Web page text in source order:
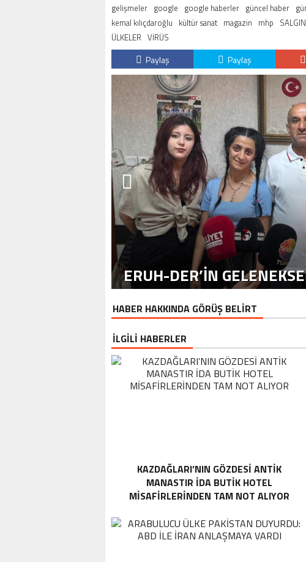
gelişmeler google google haberler güncel haber
kemal kılıçdaroğlu kültür sanat magazin mhp SALGIN
ÜLKELER VİRÜS
Paylaş Paylaş
ERUH-DER’IN
HABER HAKKINDA GÖRÜŞ BELİRT
İLGİLİ HABERLER
KAZDAĞLARI’NIN GÖZDESI ANTIK
MANASTIR İDA BUTIK HOTEL
MISAFIRLERINDEN TAM NOT ALIYOR